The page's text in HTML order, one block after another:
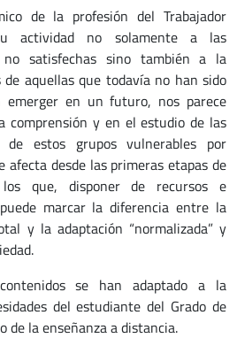
de la profesión del Trabajador
actividad no solamente a las
no satisfechas sino también a la
de aquellas que todavía no han sido
emerger en un futuro, nos parece
comprensión y en el estudio de las
de estos grupos vulnerables por
afecta desde las primeras etapas de
que, disponer de recursos e
marcar la diferencia entre la
y la adaptación “normalizada” y
se han adaptado a la
del estudiante del Grado de
de la enseñanza a distancia.